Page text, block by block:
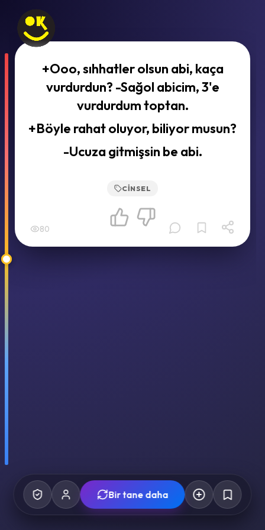
+Ooo, sıhhatler olsun abi, kaça
vurdurdun? -Sağol abicim, 3'e
vurdurdum toptan.
+Böyle rahat oluyor, biliyor musun?
-Ucuza gitmişsin be abi.
CINSEL
80
Bir tane daha